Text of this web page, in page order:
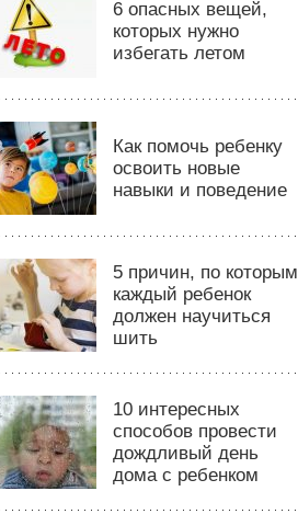
6 опасных вещей,
которых нужно
избегать летом
Как помочь ребенку
освоить новые
навыки и поведение
5 причин, по которым
каждый ребенок
должен научиться
шить
10 интересных
способов провести
дождливый день
дома с ребенком